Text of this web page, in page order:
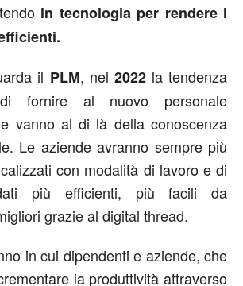
in tecnologia per rendere i
il PLM, nel 2022la tendenza
fornire al nuovo personale
vanno al di là della conoscenza
Le aziende avranno sempre più
con modalità di lavoro e di
più efficienti, più facili da
grazie al digital thread.
in cui dipendenti e aziende, che
la produttività attraverso